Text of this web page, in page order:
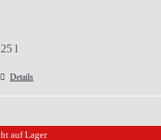
l
Details
auf Lager